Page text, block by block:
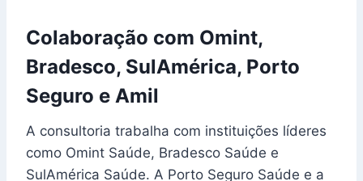
Colaboração com Omint,
Bradesco, SulAmérica, Porto
Seguro e Amil
A consultoria trabalha com instituições líderes
como Omint Saúde, Bradesco Saúde e
SulAmérica Saúde. A Porto Seguro Saúde e a